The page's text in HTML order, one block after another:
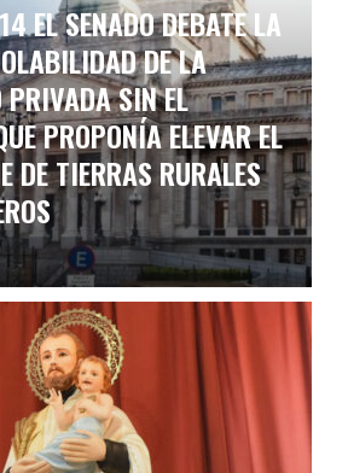
EL SENADO DEBATE LA
DE LA
PRIVADA SIN EL
PROPONÍA ELEVAR EL
DE TIERRAS RURALES